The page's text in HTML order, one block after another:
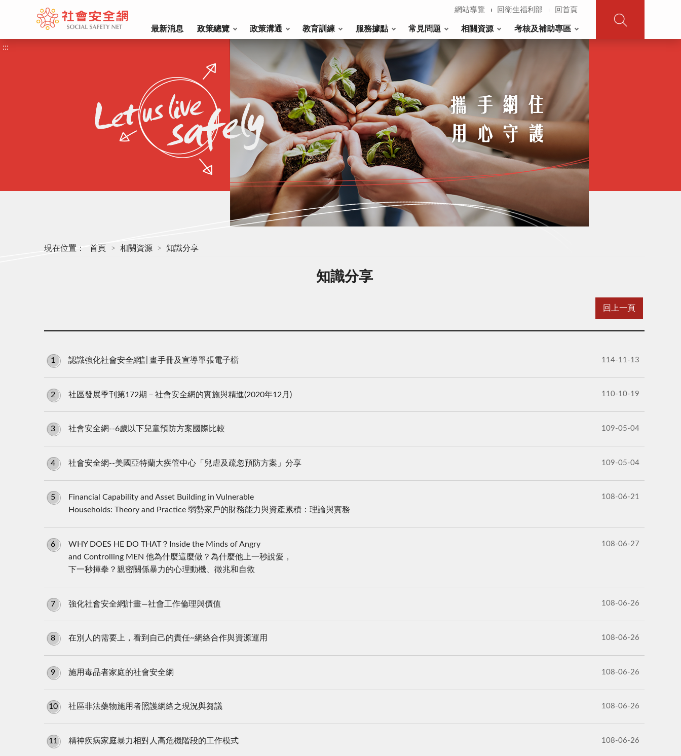
::: 網站導覽 回衛生福利部 回首頁
最新消息 政策總覽 政策溝通 教育訓練 服務據點 常見問題 相關資源 考核及補助專區
:::
現在位置： 首頁 相關資源 知識分享
知識分享
回上一頁
1 認識強化社會安全網計畫手冊及宣導單張電子檔 114-11-13
2 社區發展季刊第172期－社會安全網的實施與精進(2020年12月) 110-10-19
3 社會安全網--6歲以下兒童預防方案國際比較 109-05-04
4 社會安全網--美國亞特蘭大疾管中心「兒虐及疏忽預防方案」分享 109-05-04
5
Financial Capability and Asset Building in Vulnerable
Households: Theory and Practice 弱勢家戶的財務能力與資產累積：理論與實務
108-06-21
6
WHY DOES HE DO THAT？Inside the Minds of Angry
and Controlling MEN 他為什麼這麼做？為什麼他上一秒說愛，
下一秒揮拳？親密關係暴力的心理動機、徵兆和自救
108-06-27
7 強化社會安全網計畫—社會工作倫理與價值 108-06-26
8 在別人的需要上，看到自己的責任~網絡合作與資源運用 108-06-26
9 施用毒品者家庭的社會安全網 108-06-26
10 社區非法藥物施用者照護網絡之現況與芻議 108-06-26
11 精神疾病家庭暴力相對人高危機階段的工作模式 108-06-26